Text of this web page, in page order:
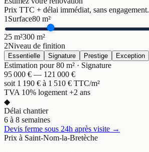
Prix TTC + délai immédiat, sans engagement.
1Surface80 m²
25 m²300 m²
2Niveau de finition
Essentielle Signature Prestige Exception
Estimation pour80 m² · Signature
95 000 € — 121 000 €
soit 1 190 € à 1 510 € TTC/m²
TVA 10% logement +2 ans
◆
Délai chantier
6 à 8 semaines
Devis ferme sous 24h après visite →
Prix à Saint-Nom-la-Bretèche